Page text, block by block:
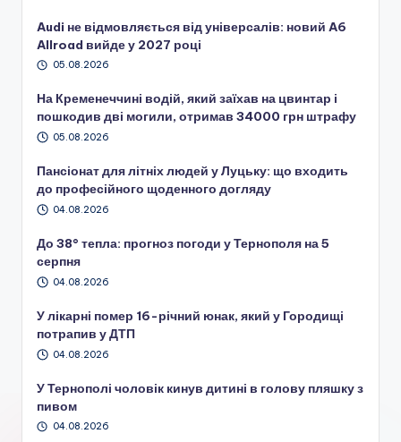
Audi не відмовляється від універсалів: новий A6
Allroad вийде у 2027 році
05.08.2026
На Кременеччині водій, який заїхав на цвинтар і
пошкодив дві могили, отримав 34000 грн штрафу
05.08.2026
Пансіонат для літніх людей у Луцьку: що входить
до професійного щоденного догляду
04.08.2026
До 38° тепла: прогноз погоди у Тернополя на 5
серпня
04.08.2026
У лікарні помер 16-річний юнак, який у Городищі
потрапив у ДТП
04.08.2026
У Тернополі чоловік кинув дитині в голову пляшку з
пивом
04.08.2026